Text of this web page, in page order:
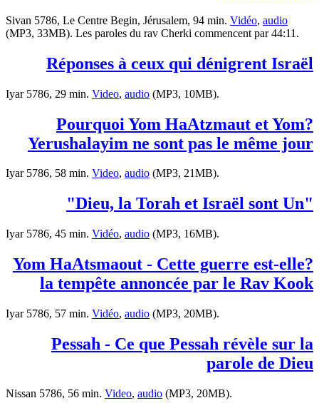
Sivan 5786, Le Centre Begin, Jérusalem, 94 min. Vidéo, audio
(MP3, 33MB). Les paroles du rav Cherki commencent par 44:11.
Réponses à ceux qui dénigrent Israël
Iyar 5786, 29 min. Video, audio (MP3, 10MB).
?Pourquoi Yom HaAtzmaut et Yom
Yerushalayim ne sont pas le même jour
Iyar 5786, 58 min. Video, audio (MP3, 21MB).
"Dieu, la Torah et Israël sont Un"
Iyar 5786, 45 min. Vidéo, audio (MP3, 16MB).
?Yom HaAtsmaout - Cette guerre est-elle
la tempête annoncée par le Rav Kook
Iyar 5786, 57 min. Vidéo, audio (MP3, 20MB).
Pessah - Ce que Pessah révèle sur la
parole de Dieu
Nissan 5786, 56 min. Video, audio (MP3, 20MB).